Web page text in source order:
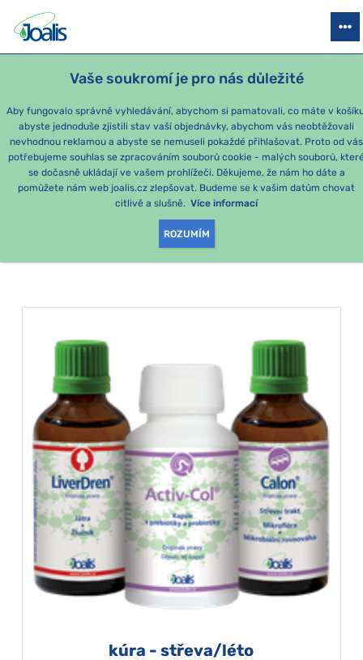
Vaše soukromí je pro nás důležité
Aby fungovalo správně vyhledávání, abychom si pamatovali, co máte v
abyste jednoduše zjistili stav vaší objednávky, abychom vás neobtěžovali
nevhodnou reklamou a abyste se nemuseli pokaždé přihlašovat. Proto od vás
potřebujeme souhlas se zpracováním souborů cookie - malých souborů,
se dočasně ukládají ve vašem prohlížeči. Děkujeme, že nám ho dáte a
pomůžete nám web joalis.cz zlepšovat. Budeme se k vašim datům chovat
citlivě a slušně. Více informací
ROZUMÍM
PRODUKTY PODLE OBTÍŽÍ SEZÓNNÍ BALÍČKY PRO DĚTI
Momentálně nejoblíbenější produkty
PRODUKTY PODLE
KATEGORIE:
LÉTO V POHODĚ
kúra - střeva/léto